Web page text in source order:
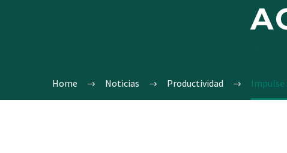
Home Noticias Productividad Impulse